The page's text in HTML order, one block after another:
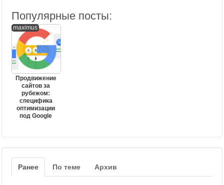
Популярные посты:
maximus
Продвижение
сайтов за
рубежом:
специфика
оптимизации
под Google
Ранее По теме Архив